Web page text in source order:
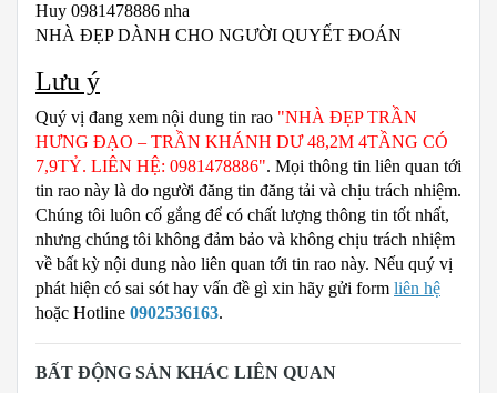
Huy 0981478886 nha
NHÀ ĐẸP DÀNH CHO NGƯỜI QUYẾT ĐOÁN
Lưu ý
Quý vị đang xem nội dung tin rao "NHÀ ĐẸP TRẦN
HƯNG ĐẠO – TRẦN KHÁNH DƯ 48,2M 4TẦNG CÓ
7,9TỶ. LIÊN HỆ: 0981478886". Mọi thông tin liên quan tới
tin rao này là do người đăng tin đăng tải và chịu trách nhiệm.
Chúng tôi luôn cố gắng để có chất lượng thông tin tốt nhất,
nhưng chúng tôi không đảm bảo và không chịu trách nhiệm
về bất kỳ nội dung nào liên quan tới tin rao này. Nếu quý vị
phát hiện có sai sót hay vấn đề gì xin hãy gửi form liên hệ
hoặc Hotline 0902536163.
BẤT ĐỘNG SẢN KHÁC LIÊN QUAN